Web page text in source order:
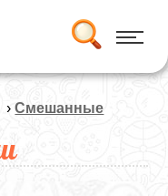
›Смешанные